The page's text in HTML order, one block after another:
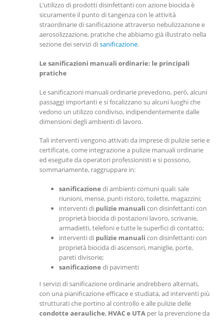
L’utilizzo di prodotti disinfettanti con azione biocida è
sicuramente il punto di tangenza con le attività
straordinarie di sanificazione attraverso nebulizzazione e
aerosolizzazione, pratiche che abbiamo già illustrato nella
sezione dei servizi disanificazione.
Le sanificazioni manuali ordinarie: le principali
pratiche
Le sanificazioni manuali ordinarie prevedono, però, alcuni
passaggi importanti e si focalizzano su alcuni luoghi che
vedono un utilizzo condiviso, indipendentemente dalle
dimensioni degli ambienti di lavoro.
Tali interventi vengono attivati da imprese di pulizie serie e
certificate, come integrazione a pulizie manuali ordinarie
ed eseguite da operatori professionisti e si possono,
sommariamente, raggruppare in:
sanificazione di ambienti comuni quali: sale
riunioni, mense, punti ristoro, toilette, magazzini;
interventi di pulizie manuali con disinfettanti con
proprietà biocida di postazioni lavoro, scrivanie,
armadietti, telefoni e tutte le superfici di contatto;
interventi di pulizie manuali con disinfettanti con
proprietà biocida di ascensori, maniglie, porte,
pareti divisorie;
sanificazione di pavimenti
I servizi di sanificazione ordinarie andrebbero alternati,
con una pianificazione efficace e studiata, ad interventi più
strutturati che portino al controllo e alle pulizie delle
condotte aerauliche, HVAC e UTA per la prevenzione da